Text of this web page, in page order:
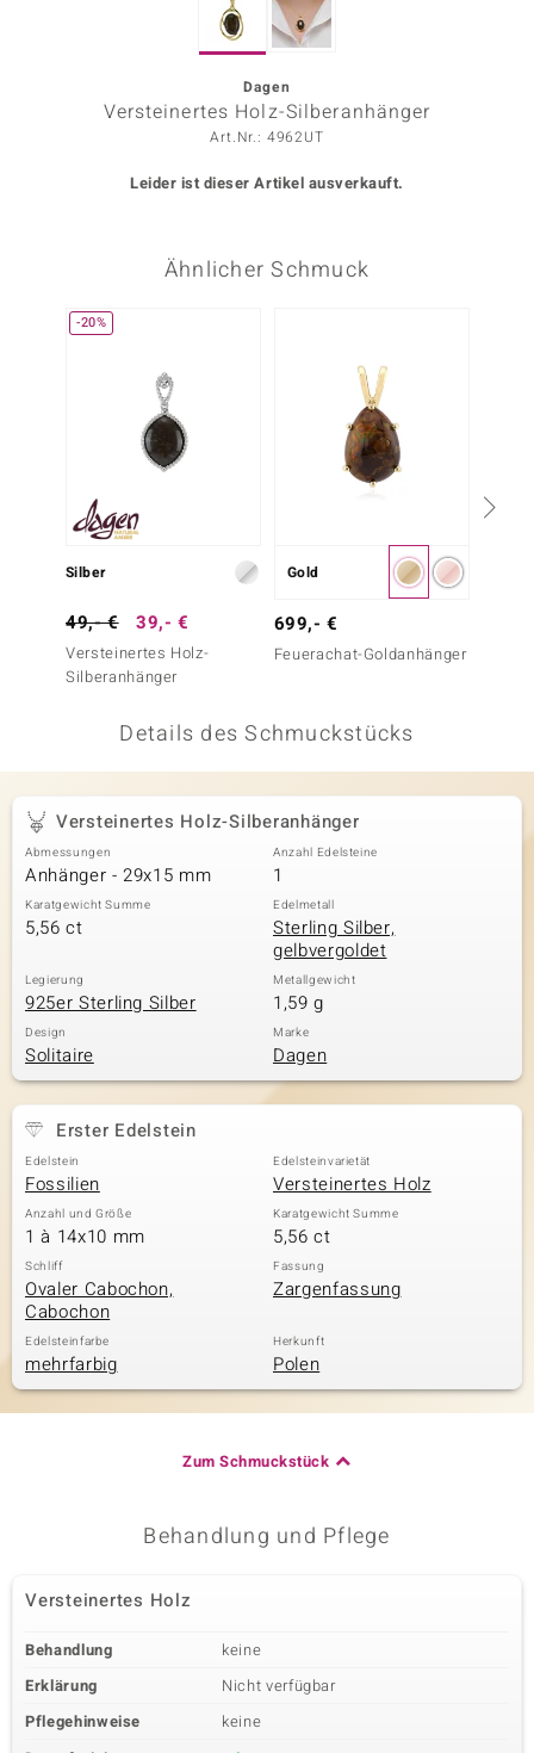
Collection
Classics
Dagen
Versteinertes Holz-Silberanhänger
Art.Nr.: 4962UT
Leider ist dieser Artikel ausverkauft.
Ähnlicher Schmuck
-20%
Silber
49,- € 39,- €
Versteinertes Holz-
Silberanhänger
Gold
699,- €
Feuerachat-Goldanhänger
Details des Schmuckstücks
Versteinertes Holz-Silberanhänger
Abmessungen
Anhänger - 29x15 mm
Anzahl Edelsteine
1
Karatgewicht Summe
5,56 ct
Edelmetall
Sterling Silber,
gelbvergoldet
Legierung
925er Sterling Silber
Metallgewicht
1,59 g
Design
Solitaire
Marke
Dagen
Erster Edelstein
Edelstein
Fossilien
Edelsteinvarietät
Versteinertes Holz
Anzahl und Größe
1 à 14x10 mm
Karatgewicht Summe
5,56 ct
Schliff
Ovaler Cabochon,
Cabochon
Fassung
Zargenfassung
Edelsteinfarbe
mehrfarbig
Herkunft
Polen
Zum Schmuckstück
Behandlung und Pflege
Versteinertes Holz
Behandlung
keine
Erklärung
Nicht verfügbar
Pflegehinweise
keine